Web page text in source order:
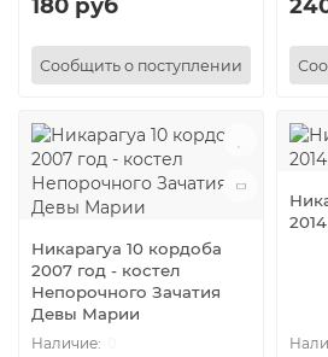
Сообщить о поступлении
Никарагуа 10 кордоба
2007 год - костел
Непорочного Зачатия
Девы Марии